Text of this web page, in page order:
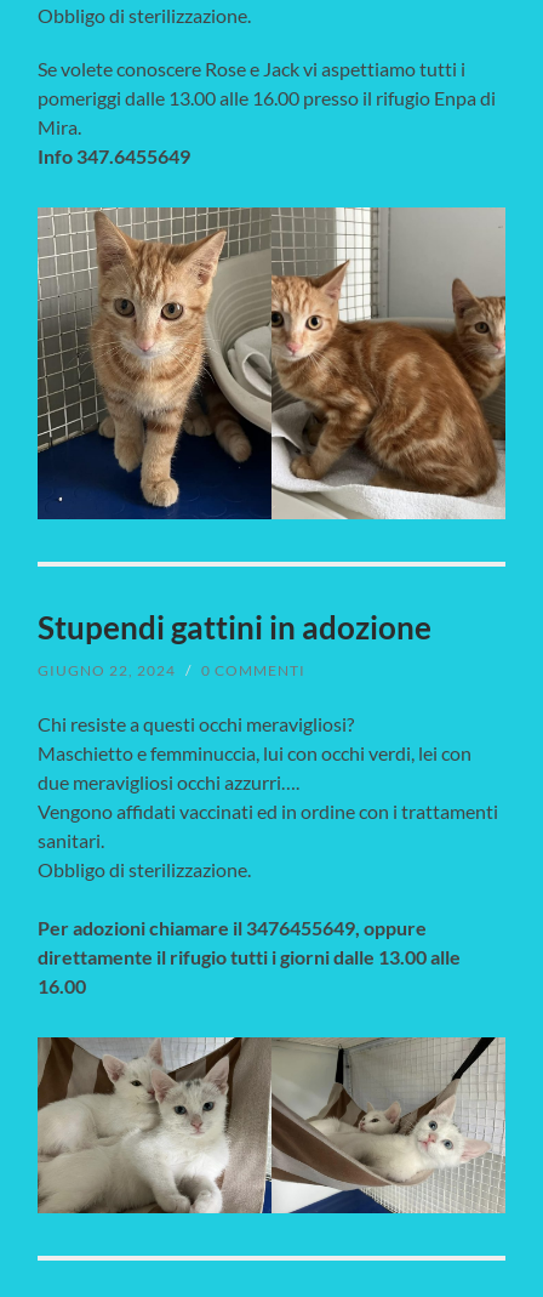
Obbligo di sterilizzazione.
Se volete conoscere Rose e Jack vi aspettiamo tutti i
pomeriggi dalle 13.00 alle 16.00 presso il rifugio Enpa di
Mira.
Info 347.6455649
Stupendi gattini in adozione
GIUGNO 22, 2024 / 0 COMMENTI
Chi resiste a questi occhi meravigliosi?
Maschietto e femminuccia, lui con occhi verdi, lei con
due meravigliosi occhi azzurri….
Vengono affidati vaccinati ed in ordine con i trattamenti
sanitari.
Obbligo di sterilizzazione.
Per adozioni chiamare il 3476455649, oppure
direttamente il rifugio tutti i giorni dalle 13.00 alle
16.00